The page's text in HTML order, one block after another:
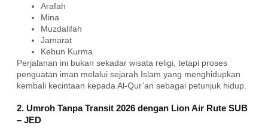
Arafah
Mina
Muzdalifah
Jamarat
Kebun Kurma
Perjalanan ini bukan sekadar wisata religi, tetapi proses
penguatan iman melalui sejarah Islam yang menghidupkan
kembali kecintaan kepada Al-Qur’an sebagai petunjuk hidup.
2. Umroh Tanpa Transit 2026 dengan Lion Air Rute SUB
– JED